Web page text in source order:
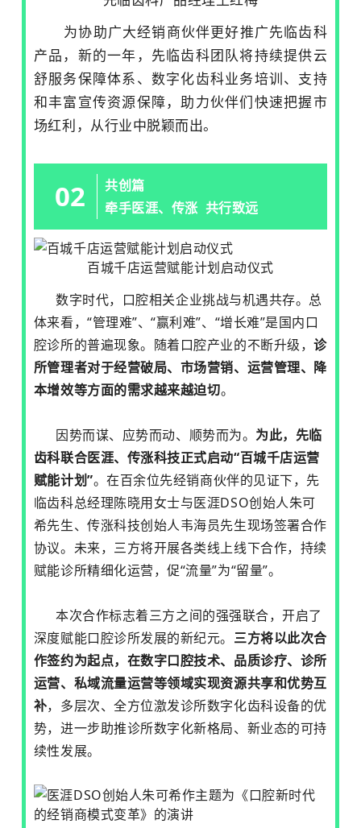
为协助广大经销商伙伴更好推广先临齿科
产品，新的一年，先临齿科团队将持续提供云
舒服务保障体系、数字化齿科业务培训、支持
和丰富宣传资源保障，助力伙伴们快速把握市
场红利，从行业中脱颖而出。
02
共创篇
牵手医涯、传涨 共行致远
百城千店运营赋能计划启动仪式
数字时代，口腔相关企业挑战与机遇共存。总
体来看，“管理难”、“赢利难”、“增长难”是国内口
腔诊所的普遍现象。随着口腔产业的不断升级，诊
所管理者对于经营破局、市场营销、运营管理、降
本增效等方面的需求越来越迫切。
因势而谋、应势而动、顺势而为。 为此，先临
齿科联合医涯、传涨科技正式启动“百城千店运营
赋能计划”。在百余位先经销商伙伴的见证下，先
临齿科总经理陈晓用女士与医涯DSO创始人朱可
希先生、传涨科技创始人韦海员先生现场签署合作
协议。未来，三方将开展各类线上线下合作，持续
赋能诊所精细化运营，促“流量”为“留量”。
本次合作标志着三方之间的强强联合，开启了
深度赋能口腔诊所发展的新纪元。 三方将以此次合
作签约为起点，在数字口腔技术、品质诊疗、诊所
运营、私域流量运营等领域实现资源共享和优势互
补，多层次、全方位激发诊所数字化齿科设备的优
势，进一步助推诊所数字化新格局、新业态的可持
续性发展。